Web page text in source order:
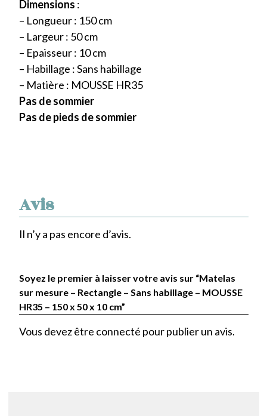
Avis
Il n’y a pas encore d’avis.
Soyez le premier à laisser votre avis sur “Matelas
sur mesure – Rectangle – Sans habillage – MOUSSE
HR35 – 150 x 50 x 10 cm”
Vous devez être connecté pour publier un avis.
Dimensions :
– Longueur : 150 cm
– Largeur : 50 cm
– Epaisseur : 10 cm
– Habillage : Sans habillage
– Matière : MOUSSE HR35
Pas de sommier
Pas de pieds de sommier